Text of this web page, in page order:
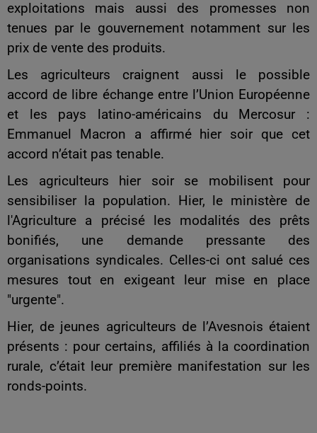
exploitations mais aussi des promesses non
tenues par le gouvernement notamment sur les
prix de vente des produits.
Les agriculteurs craignent aussi le possible
accord de libre échange entre l’Union Européenne
et les pays latino-américains du Mercosur :
Emmanuel Macron a affirmé hier soir que cet
accord n’était pas tenable.
Les agriculteurs hier soir se mobilisent pour
sensibiliser la population. Hier, le ministère de
l'Agriculture a précisé les modalités des prêts
bonifiés, une demande pressante des
organisations syndicales. Celles-ci ont salué ces
mesures tout en exigeant leur mise en place
"urgente".
Hier, de jeunes agriculteurs de l’Avesnois étaient
présents : pour certains, affiliés à la coordination
rurale, c’était leur première manifestation sur les
ronds-points.